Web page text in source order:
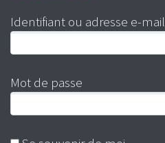
Identifiant ou adresse e-mail
Mot de passe